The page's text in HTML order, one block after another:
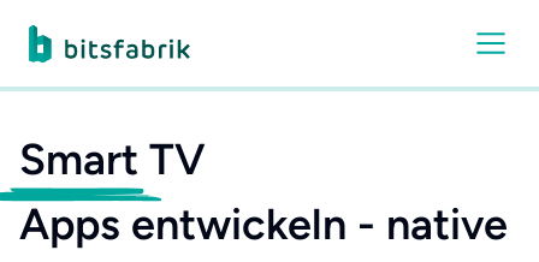
Smart TV
Apps entwickeln - native